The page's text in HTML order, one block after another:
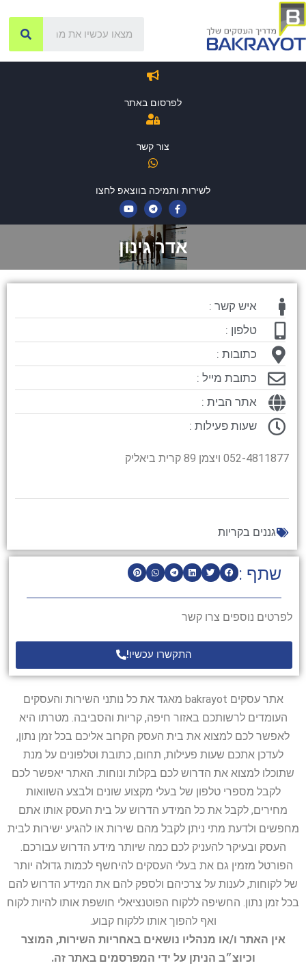
לפרסום באתר
צור קשר
לשירות ותמיכה בווצאפ לחצו
אדר גינון
שתף :
לפרטים נוספים צרו קשר
התקשרו עכשיו!
איש קשר :
טלפון :
כתובות :
כתובת מייל :
אתר הבית :
שעות פעילות :
052-4811877 ויצמן 89 קרית ביאליק
גננים בקריות
אתר עסקים bakrayot מאגד את כל נותני השירות והעסקים
העומדים לרשותכם באזור חיפה, קריות והסביבה. מטרתו היא
לאפשר לכם למצוא את בית העסק הקרוב אליכם בכל זמן נתון,
לעדכן אתכם שעות פעילות, תחום, כתובת וטלפונים על מנת
שתוכלו למצוא את הדרוש לכם בקלות ונוחות. האתר יאפשר לכם
לקבל מספרי טלפון של בעלי מקצוע שונים ולבצע השוואות
מחירים, לקבל את כל המידע הדרוש על בית העסק אותו אתם
מחפשים ולדעת מתי ניתן לקבל מהם שירות או להגיע ישירות לבית
העסק ובעיקר להעניק לכם כמה שיותר מידע הדרוש עבורכם.
הפורטל מזמין גם את בעלי העסקים להיחשף לכמות גדולה יותר
של לקוחות, לענות על צרכיהם ולספק להם את המידע הדרוש להם
בכל זמן נתון. החשיפה ללקוח הפוטנציאלי חושפת אותו להיות לקוח
ואף להפוך אותו ללקוח קבוע.
אין האתר ו/או מנהליו נושאים באחריות השירות, המוצר
וכיוצ״ב הניתן על ידי המפרסמים באתר זה.